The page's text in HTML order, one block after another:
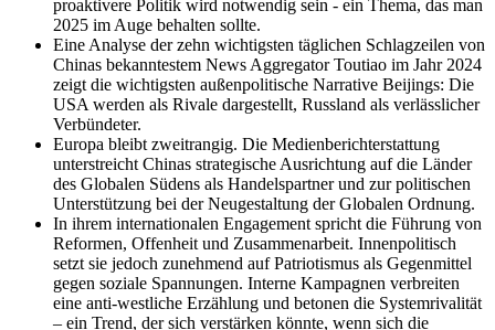
proaktivere Politik wird notwendig sein - ein Thema, das man
2025 im Auge behalten sollte.
Eine Analyse der zehn wichtigsten täglichen Schlagzeilen von
Chinas bekanntestem News Aggregator Toutiao im Jahr 2024
zeigt die wichtigsten außenpolitische Narrative Beijings: Die
USA werden als Rivale dargestellt, Russland als verlässlicher
Verbündeter.
Europa bleibt zweitrangig. Die Medienberichterstattung
unterstreicht Chinas strategische Ausrichtung auf die Länder
des Globalen Südens als Handelspartner und zur politischen
Unterstützung bei der Neugestaltung der Globalen Ordnung.
In ihrem internationalen Engagement spricht die Führung von
Reformen, Offenheit und Zusammenarbeit. Innenpolitisch
setzt sie jedoch zunehmend auf Patriotismus als Gegenmittel
gegen soziale Spannungen. Interne Kampagnen verbreiten
eine anti-westliche Erzählung und betonen die Systemrivalität
– ein Trend, der sich verstärken könnte, wenn sich die